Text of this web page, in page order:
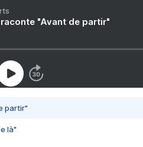
"Avant de partir"
partir"
là"